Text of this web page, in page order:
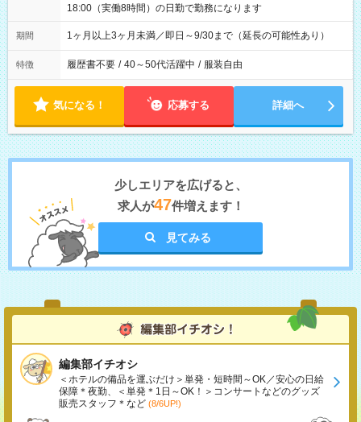
18:00（実働8時間）の日勤で勤務になります
期間 1ヶ月以上3ヶ月未満／即日～9/30まで（延長の可能性あり）
特徴 履歴書不要 / 40～50代活躍中 / 服装自由
気になる！ 応募する 詳細へ
少しエリアを広げると、
求人が47件増えます！
見てみる
編集部イチオシ
＜ホテルの備品を運ぶだけ＞単発・短時間～OK／安心の日給
保障＊夜勤、＜単発＊1日～OK！＞コンサートなどのグッズ
販売スタッフ＊など (8/6UP!)